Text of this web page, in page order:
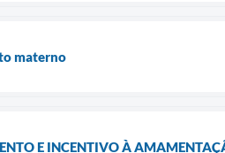
materno
E INCENTIVO À